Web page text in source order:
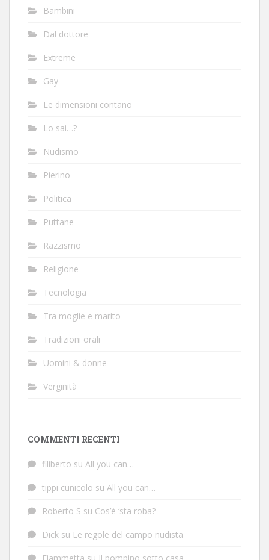
Bambini
Dal dottore
Extreme
Gay
Le dimensioni contano
Lo sai…?
Nudismo
Pierino
Politica
Puttane
Razzismo
Religione
Tecnologia
Tra moglie e marito
Tradizioni orali
Uomini & donne
Verginità
COMMENTI RECENTI
filiberto su All you can…
tippi cunicolo su All you can…
Roberto S su Cos’è ‘sta roba?
Dick su Le regole del campo nudista